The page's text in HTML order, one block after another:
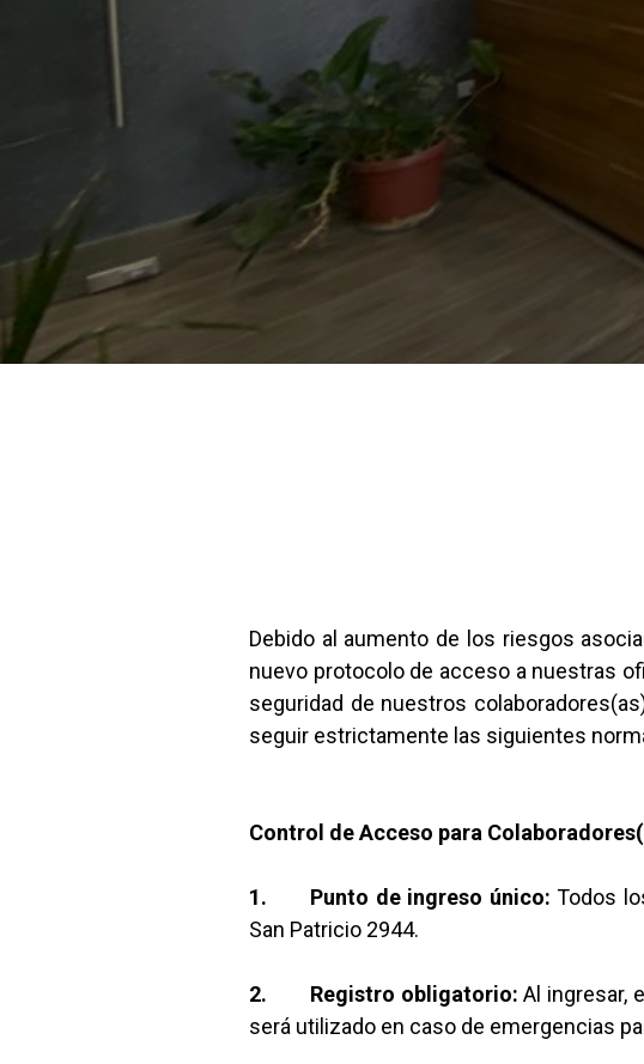
Debido al aumento de los riesgos
nuevo protocolo de acceso a nuestras
seguridad de nuestros
seguir estrictamente las siguientes
Control de Acceso para
1. Punto de ingreso único: Todos
San Patricio 2944.
2. Registro obligatorio: Al ingresar,
será utilizado en caso de emergencias